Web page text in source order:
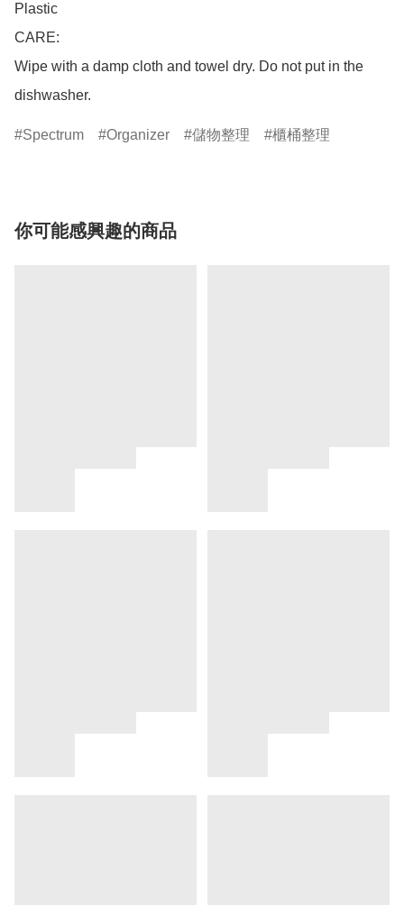
Plastic
CARE:
Wipe with a damp cloth and towel dry. Do not put in the
dishwasher.
Spectrum Organizer 儲物整理 櫃桶整理
你可能感興趣的商品